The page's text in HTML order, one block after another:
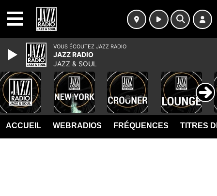
ACCUEIL WEBRADIOS FRÉQUENCES TITRES
VOUS ÉCOUTEZ JAZZ RADIO
JAZZ RADIO
JAZZ & SOUL